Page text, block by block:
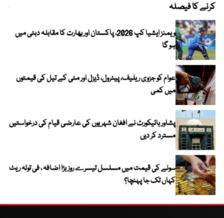
کرنے کا فیصلہ
ویمنز ایشیا کپ 2026، پاکستان اور بھارت کا مقابلہ دبئی میں
ہو گا
عوام کو جزوی ریلیف، پیٹرول، ڈیزل اور مٹی کے تیل کی قیمتوں
میں کمی
پشاور ہائیکورٹ نے افغان شہریوں کی عارضی قیام کی درخواستیں
مسترد کر دیں
سونے کی قیمت میں مسلسل تیسرے روز بڑا اضافہ ، فی تولہ ریٹ
کہاں تک جا پہنچا؟